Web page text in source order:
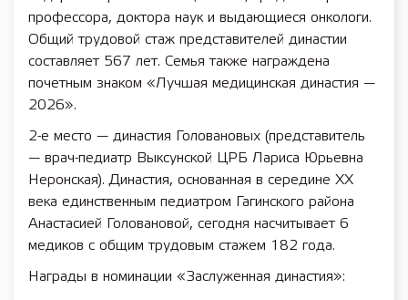
профессора, доктора наук и выдающиеся онкологи.
Общий трудовой стаж представителей династии
составляет 567 лет. Семья также награждена
почетным знаком «Лучшая медицинская династия —
2026».
2-е место — династия Головановых (представитель
— врач-педиатр Выксунской ЦРБ Лариса Юрьевна
Неронская). Династия, основанная в середине XX
века единственным педиатром Гагинского района
Анастасией Головановой, сегодня насчитывает 6
медиков с общим трудовым стажем 182 года.
Награды в номинации «Заслуженная династия»: